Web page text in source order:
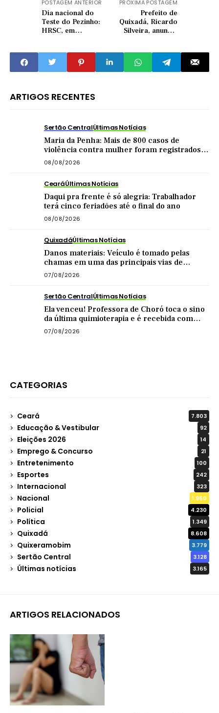
POSTAGEM ANTERIOR
Dia nacional do
Teste do Pezinho:
HRSC, em
mil testes
PRÓXIMA POSTAGEM
Prefeito de
Quixadá, Ricardo
Silveira, anuncia
tratamento médico
ARTIGOS RECENTES
Sertão CentralÚltimas Notícias
Maria da Penha: Mais de 800 casos de
violência contra mulher foram registrados
no Sertão Central este ano
08/08/2026
CearáÚltimas Notícias
Daqui pra frente é só alegria: Trabalhador
terá cinco feriadões até o final do ano
08/08/2026
QuixadáÚltimas Notícias
Danos materiais: Veículo é tomado pelas
chamas em uma das principais vias de
Quixadá
07/08/2026
Sertão CentralÚltimas Notícias
Ela venceu! Professora de Choró toca o sino
da última quimioterapia e é recebida com
carreata
07/08/2026
CATEGORIAS
Ceará 7.803
Educação & Vestibular 92
Eleições 2026 14
Emprego & Concurso 21
Entretenimento 100
Esportes 242
Internacional 323
Nacional 1.960
Policial 4.230
Política 1.349
Quixadá 8.608
Quixeramobim 3.779
Sertão Central 3.128
Últimas notícias 3.165
ARTIGOS RELACIONADOS